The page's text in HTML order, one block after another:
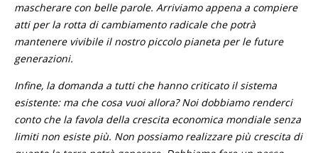
mascherare con belle parole. Arriviamo appena a compiere
atti per la rotta di cambiamento radicale che potrà
mantenere vivibile il nostro piccolo pianeta per le future
generazioni.
Infine, la domanda a tutti che hanno criticato il sistema
esistente: ma che cosa vuoi allora? Noi dobbiamo renderci
conto che la favola della crescita economica mondiale senza
limiti non esiste più. Non possiamo realizzare più crescita di